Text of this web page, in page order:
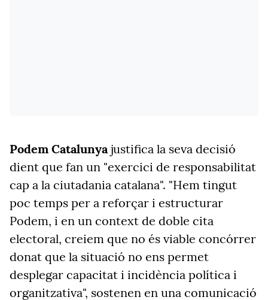
Podem Catalunyajustifica la seva decisió
dient que fan un "exercici de responsabilitat
cap a la ciutadania catalana". "Hem tingut
poc temps per a reforçar i estructurar
Podem, i en un context de doble cita
electoral, creiem que no és viable concórrer
donat que la situació no ens permet
desplegar capacitat i incidència política i
organitzativa", sostenen en una comunicació